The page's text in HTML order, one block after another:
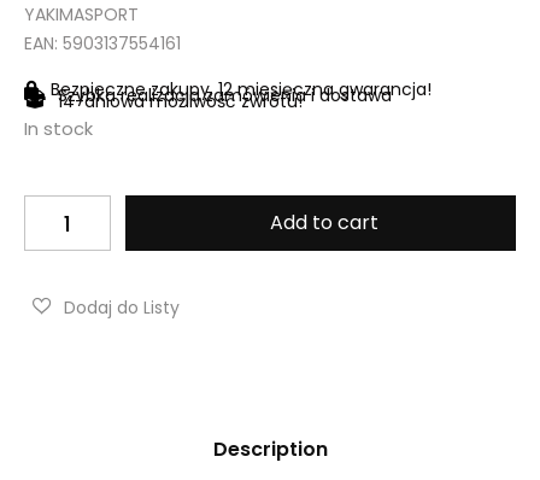
YAKIMASPORT
EAN: 5903137554161
Bezpieczne zakupy, 12 miesięczna gwarancja!
Szybka realizacja zamówienia i dostawa
14-dniowa możliwość zwrotu!
In stock
Add to cart
Description